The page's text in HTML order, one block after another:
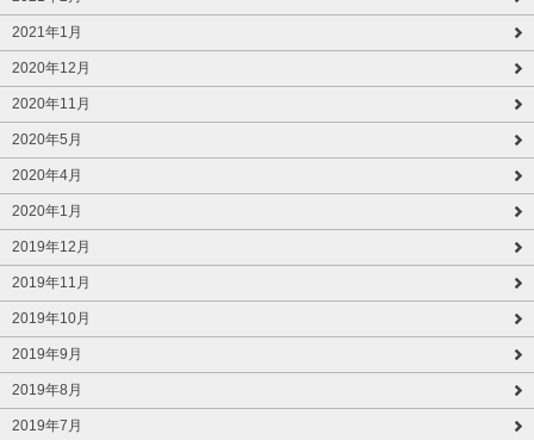
2021年1月
2020年12月
2020年11月
2020年5月
2020年4月
2020年1月
2019年12月
2019年11月
2019年10月
2019年9月
2019年8月
2019年7月